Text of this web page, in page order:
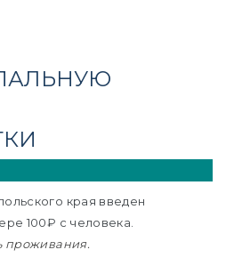
края введен
100₽ c человека.
проживания.